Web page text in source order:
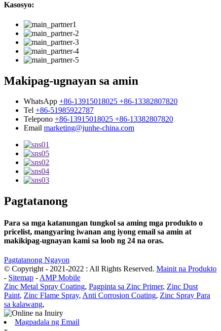
Kasosyo:
Makipag-ugnayan sa amin
WhatsApp +86-13915018025 +86-13382807820
Tel +86-51985922787
Telepono +86-13915018025 +86-13382807820
Email marketing@junhe-china.com
Pagtatanong
Para sa mga katanungan tungkol sa aming mga produkto o
pricelist, mangyaring iwanan ang iyong email sa amin at
makikipag-ugnayan kami sa loob ng 24 na oras.
Pagtatanong Ngayon
© Copyright - 2021-2022 : All Rights Reserved. Mainit na Produkto
- Sitemap - AMP Mobile
Zinc Metal Spray Coating, Pagpinta sa Zinc Primer, Zinc Dust
Paint, Zinc Flame Spray, Anti Corrosion Coating, Zinc Spray Para
sa kalawang,
Magpadala ng Email